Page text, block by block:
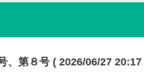
、第８号 ( 2026/06/27 20:17